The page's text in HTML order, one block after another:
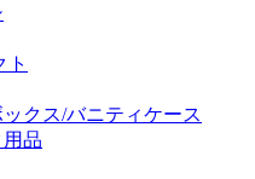
クス/バニティケース
品